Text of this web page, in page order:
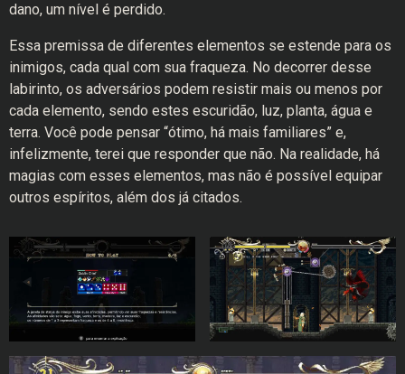
dano, um nível é perdido.
Essa premissa de diferentes elementos se estende para os
inimigos, cada qual com sua fraqueza. No decorrer desse
labirinto, os adversários podem resistir mais ou menos por
cada elemento, sendo estes escuridão, luz, planta, água e
terra. Você pode pensar “ótimo, há mais familiares” e,
infelizmente, terei que responder que não. Na realidade, há
magias com esses elementos, mas não é possível equipar
outros espíritos, além dos já citados.